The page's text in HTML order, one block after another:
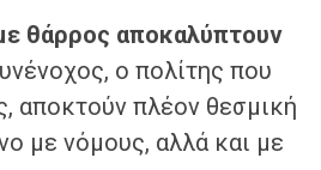
θάρρος αποκαλύπτουν
ο πολίτης που
αποκτούν πλέον θεσμική
με νόμους, αλλά και με